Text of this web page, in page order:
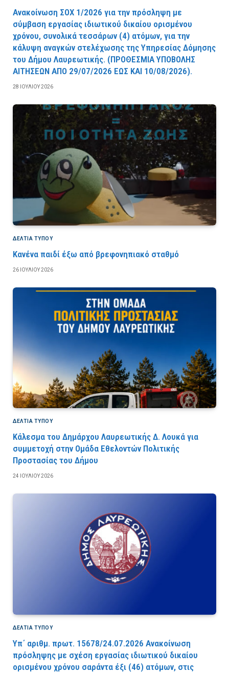
Ανακοίνωση ΣΟΧ 1/2026 για την πρόσληψη με
σύμβαση εργασίας ιδιωτικού δικαίου ορισμένου
χρόνου, συνολικά τεσσάρων (4) ατόμων, για την
κάλυψη αναγκών στελέχωσης της Υπηρεσίας Δόμησης
του Δήμου Λαυρεωτικής. (ΠPOΘEΣMIA YΠOBOΛHΣ
AITHΣEΩN AΠO 29/07/2026 EΩΣ KAI 10/08/2026).
28 ΙΟΥΛΊΟΥ 2026
ΔΕΛΤΙΑ ΤΥΠΟΥ
Κανένα παιδί έξω από βρεφονηπιακό σταθμό
26 ΙΟΥΛΊΟΥ 2026
ΔΕΛΤΙΑ ΤΥΠΟΥ
Κάλεσμα του Δημάρχου Λαυρεωτικής Δ. Λουκά για
συμμετοχή στην Ομάδα Εθελοντών Πολιτικής
Προστασίας του Δήμου
24 ΙΟΥΛΊΟΥ 2026
ΔΕΛΤΙΑ ΤΥΠΟΥ
Υπ΄ αριθμ. πρωτ. 15678/24.07.2026 Ανακοίνωση
πρόσληψης με σχέση εργασίας ιδιωτικού δικαίου
ορισμένου χρόνου σαράντα έξι (46) ατόμων, στις